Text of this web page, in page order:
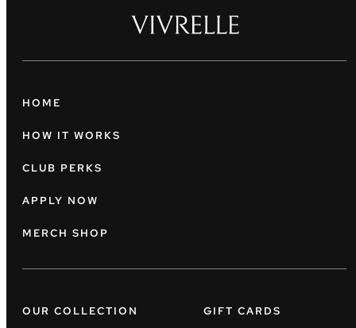
HOME
HOW IT WORKS
CLUB PERKS
APPLY NOW
MERCH SHOP
OUR COLLECTION GIFT CARDS